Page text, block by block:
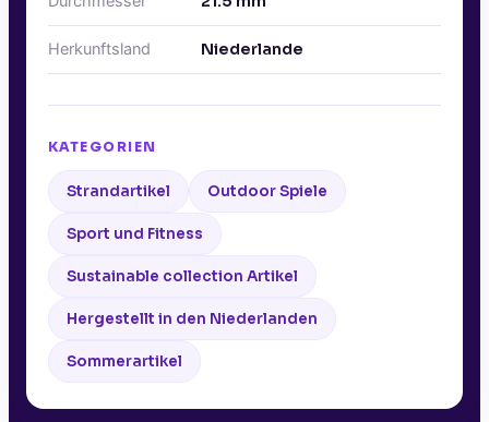
Herkunftsland Niederlande
KATEGORIEN
Strandartikel Outdoor Spiele
Sport und Fitness
Sustainable collection Artikel
Hergestellt in den Niederlanden
Sommerartikel